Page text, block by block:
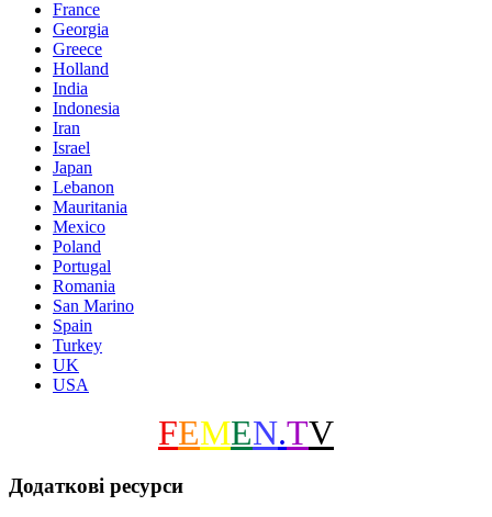
France
Georgia
Greece
Holland
India
Indonesia
Iran
Israel
Japan
Lebanon
Mauritania
Mexico
Poland
Portugal
Romania
San Marino
Spain
Turkey
UK
USA
FEMEN.TV
Додаткові ресурси